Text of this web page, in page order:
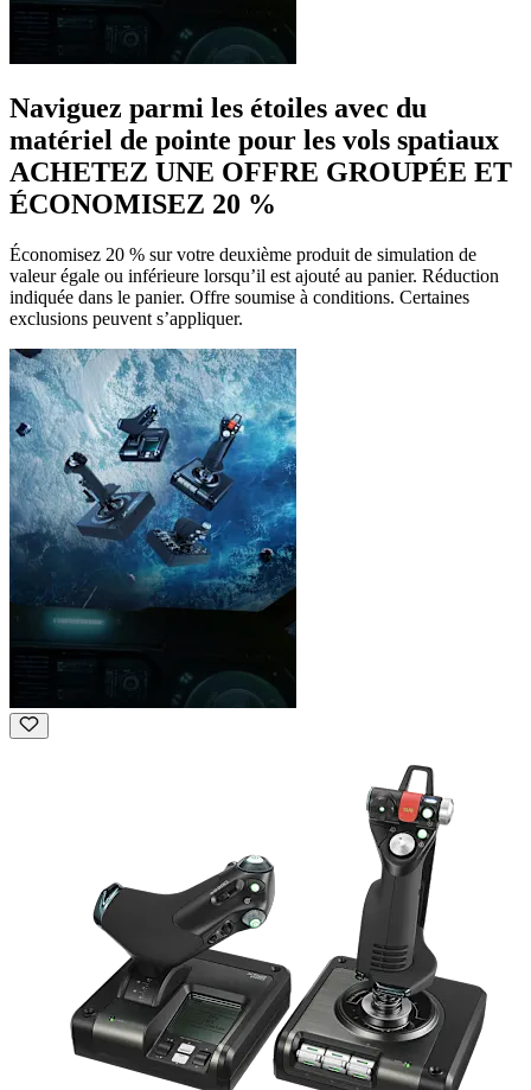
Naviguez parmi les étoiles avec du
matériel de pointe pour les vols spatiaux
ACHETEZ UNE OFFRE GROUPÉE ET
ÉCONOMISEZ 20 %
Économisez 20 % sur votre deuxième produit de simulation de
valeur égale ou inférieure lorsqu’il est ajouté au panier. Réduction
indiquée dans le panier. Offre soumise à conditions. Certaines
exclusions peuvent s’appliquer.